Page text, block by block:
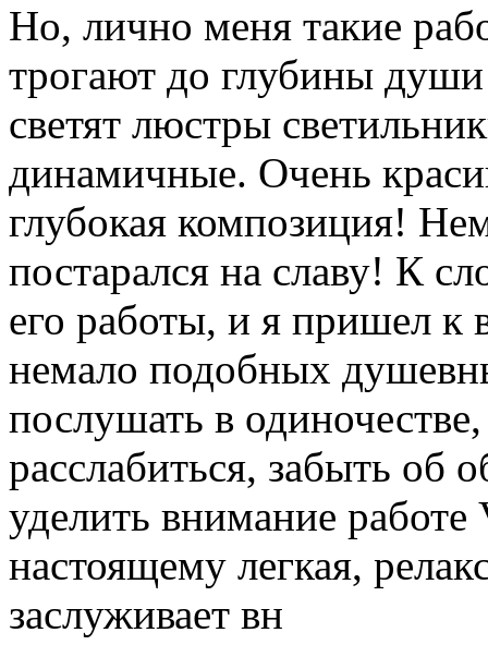
Но, лично меня такие
трогают до глубины
светят люстры
динамичные. Очень
глубокая композиция!
постарался на славу! К
его работы, и я пришел к
немало подобных
послушать в
расслабиться, забыть
уделить внимание
настоящему легкая,
заслуживает вн